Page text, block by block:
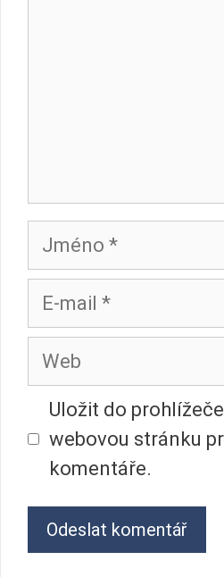
Jméno
E-
mail
Web
Uložit do
webovou stránku
komentáře.